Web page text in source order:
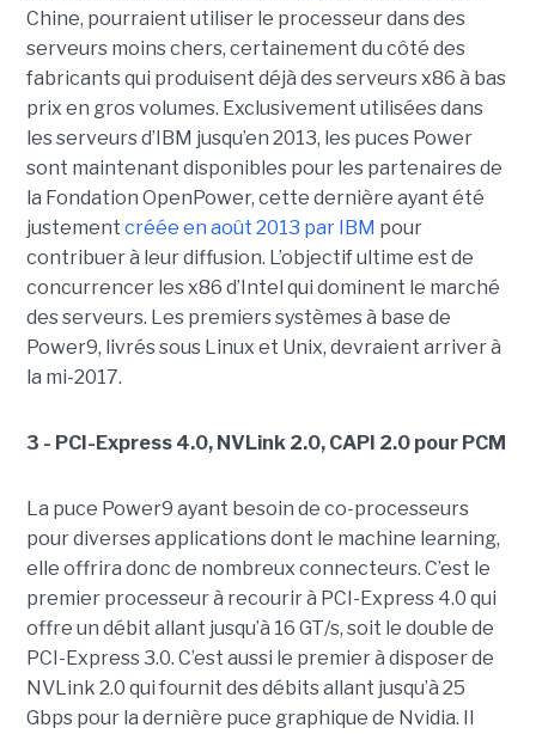
Chine, pourraient utiliser le processeur dans des
serveurs moins chers, certainement du côté des
fabricants qui produisent déjà des serveurs x86 à bas
prix en gros volumes. Exclusivement utilisées dans
les serveurs d’IBM jusqu’en 2013, les puces Power
sont maintenant disponibles pour les partenaires de
la Fondation OpenPower, cette dernière ayant été
justement créée en août 2013 par IBM pour
contribuer à leur diffusion. L’objectif ultime est de
concurrencer les x86 d’Intel qui dominent le marché
des serveurs. Les premiers systèmes à base de
Power9, livrés sous Linux et Unix, devraient arriver à
la mi-2017.
3 - PCI-Express 4.0, NVLink 2.0, CAPI 2.0 pour PCM
La puce Power9 ayant besoin de co-processeurs
pour diverses applications dont le machine learning,
elle offrira donc de nombreux connecteurs. C’est le
premier processeur à recourir à PCI-Express 4.0 qui
offre un débit allant jusqu’à 16 GT/s, soit le double de
PCI-Express 3.0. C’est aussi le premier à disposer de
NVLink 2.0 qui fournit des débits allant jusqu’à 25
Gbps pour la dernière puce graphique de Nvidia. Il